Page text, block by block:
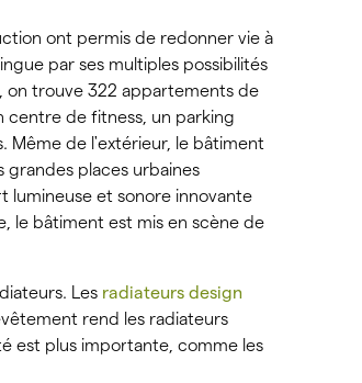
ont permis de redonner vie à
par ses multiples possibilités
on trouve 322 appartements de
centre de fitness, un parking
Même de l'extérieur, le bâtiment
grandes places urbaines
lumineuse et sonore innovante
le bâtiment est mis en scène de
Les radiateurs design
rend les radiateurs
est plus importante, comme les